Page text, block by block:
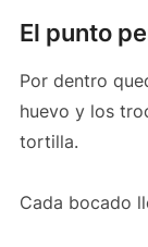
El punto
Por dentro
huevo y los
tortilla.
Cada bocado